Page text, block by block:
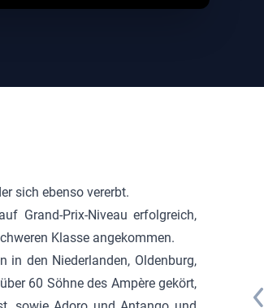
sich ebenso vererbt.
Grand-Prix-Niveau erfolgreich,
Klasse angekommen.
in den Niederlanden, Oldenburg,
60 Söhne des Ampèregekört,